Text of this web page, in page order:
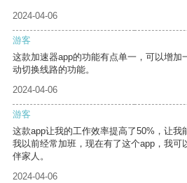
2024-04-06
游客
这款加速器app的功能有点单一，可以增加
动切换线路的功能。
2024-04-06
游客
这款app让我的工作效率提高了50%，让我
我以前经常加班，现在有了这个app，我可
伴家人。
2024-04-06